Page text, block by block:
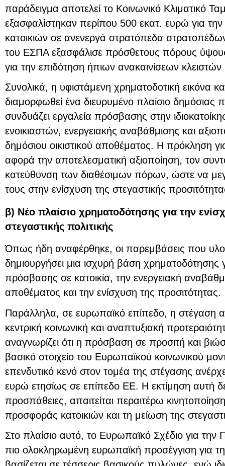
παράδειγμα αποτελεί το Κοινωνικό Κλιματικό
εξασφαλίστηκαν περίπου 500 εκατ. ευρώ για
κατοικιών σε ανενεργά στρατόπεδα
του ΕΣΠΑ εξασφάλισε πρόσθετους πόρους
για την επιδότηση ήπιων ανακαινίσεων
Συνολικά, η υφιστάμενη χρηματοδοτική εικόνα
διαμορφωθεί ένα διευρυμένο πλαίσιο δημόσιας
συνδυάζει εργαλεία πρόσβασης στην
ενοικιαστών, ενεργειακής αναβάθμισης και
δημόσιου οικιστικού αποθέματος. Η πρόκληση
αφορά την αποτελεσματική αξιοποίηση, τον
κατεύθυνση των διαθέσιμων πόρων, ώστε να
τους στην ενίσχυση της στεγαστικής
β) Νέο πλαίσιο χρηματοδότησης για την
στεγαστικής πολιτικής
Όπως ήδη αναφέρθηκε, οι παρεμβάσεις που
δημιουργήσει μια ισχυρή βάση χρηματοδότησης
πρόσβασης σε κατοικία, την ενεργειακή
αποθέματος και την ενίσχυση της προσιτότητας.
Παράλληλα, σε ευρωπαϊκό επίπεδο, η στέγαση
κεντρική κοινωνική και αναπτυξιακή
αναγνωρίζει ότι η πρόσβαση σε προσιτή και
βασικό στοιχείο του Ευρωπαϊκού κοινωνικού
επενδυτικό κενό στον τομέα της στέγασης
ευρώ ετησίως σε επίπεδο ΕΕ. Η εκτίμηση αυτή
προσπάθειες, απαιτείται περαιτέρω
προσφοράς κατοικιών και τη μείωση της
Στο πλαίσιο αυτό, το Ευρωπαϊκό Σχέδιο για την
πιο ολοκληρωμένη ευρωπαϊκή προσέγγιση για